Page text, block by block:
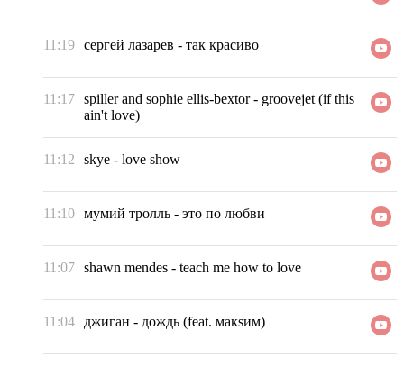
11:19 сергей лазарев - так красиво
11:17 spiller and sophie ellis-bextor- groovejet (if this
ain't love)
11:12 skye - love show
11:10 мумий тролль - это по любви
11:07 shawn mendes - teach me how to love
11:04 джиган - дождь (feat. макsим)